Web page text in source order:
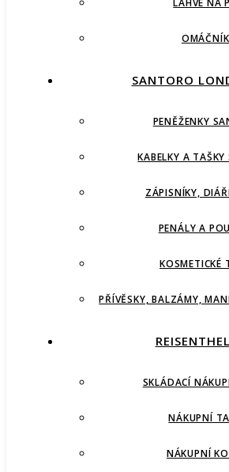
LAHVE NA
SANTORO
PENĚŽENKY
KABELKY A
ZÁPISNÍKY,
PENÁLY A
KOSMETICKÉ
PŘÍVĚSKY, BALZÁMY,
REISENTHEL
SKLÁDACÍ
NÁKUPNÍ
NÁKUPNÍ